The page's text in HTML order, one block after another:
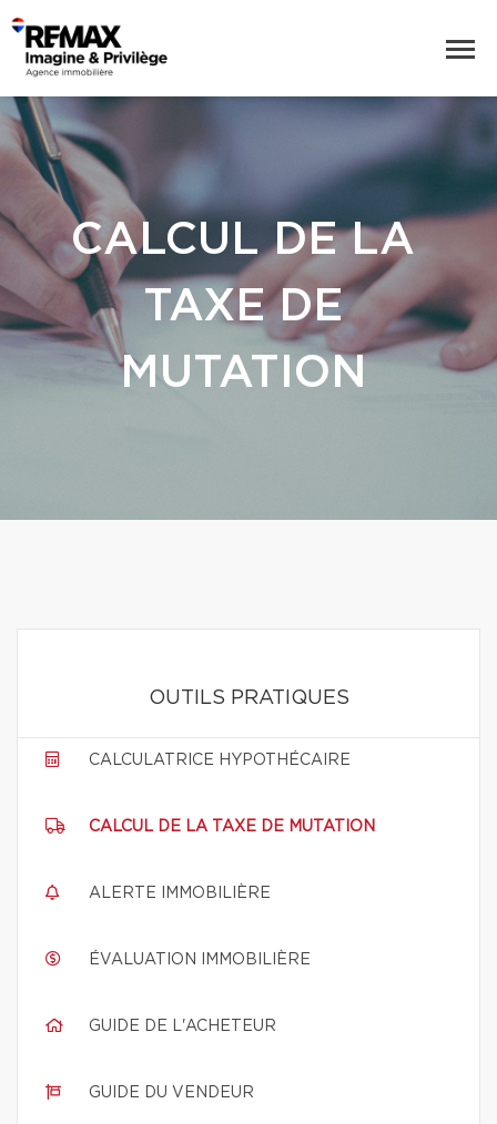
CALCUL DE LA
TAXE DE
MUTATION
OUTILS PRATIQUES
CALCULATRICE HYPOTHÉCAIRE
CALCUL DE LA TAXE DE MUTATION
ALERTE IMMOBILIÈRE
ÉVALUATION IMMOBILIÈRE
GUIDE DE L'ACHETEUR
GUIDE DU VENDEUR